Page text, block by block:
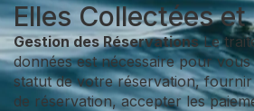
Elles Collectées et
Gestion des RéservationsLe
données est nécessaire pour
statut de votre réservation,
de réservation, accepter les